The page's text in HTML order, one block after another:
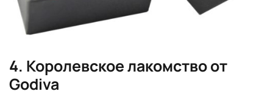
4. Королевское лакомство от
Godiva